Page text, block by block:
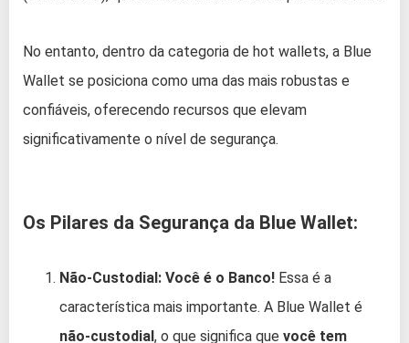
No entanto, dentro da categoria de hot wallets, a Blue
Wallet se posiciona como uma das mais robustas e
confiáveis, oferecendo recursos que elevam
significativamente o nível de segurança.
Os Pilares da Segurança da Blue Wallet:
Não-Custodial: Você é o Banco! Essa é a
característica mais importante. A Blue Wallet é
não-custodial, o que significa que você tem